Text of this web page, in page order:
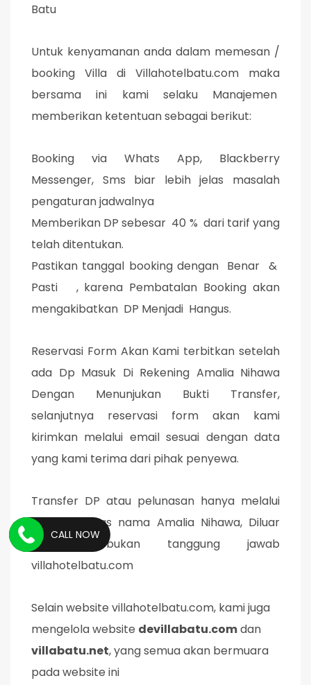
Batu
Untuk kenyamanan anda dalam memesan /
booking Villa di Villahotelbatu.com maka
bersama ini kami selaku Manajemen
memberikan ketentuan sebagai berikut:
Booking via Whats App, Blackberry
Messenger, Sms biar lebih jelas masalah
pengaturan jadwalnya
Memberikan DP sebesar 40 % dari tarif yang
telah ditentukan.
Pastikan tanggal booking dengan Benar &
Pasti , karena Pembatalan Booking akan
mengakibatkan DP Menjadi Hangus.
Reservasi Form Akan Kami terbitkan setelah
ada Dp Masuk Di Rekening Amalia Nihawa
Dengan Menunjukan Bukti Transfer,
selanjutnya reservasi form akan kami
kirimkan melalui email sesuai dengan data
yang kami terima dari pihak penyewa.
Transfer DP atau pelunasan hanya melalui
Rekening atas nama Amalia Nihawa, Diluar
tersebut bukan tanggung jawab
villahotelbatu.com
Selain website villahotelbatu.com, kami juga
mengelola website devillabatu.comdan
villabatu.net, yang semua akan bermuara
pada website ini
CALL NOW